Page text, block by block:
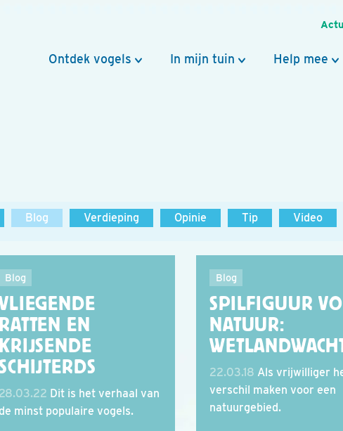
Ontdek vogels In mijn tuin Help mee
Blog Verdieping Opinie Tip Video
Blog
RATTEN EN
KRIJSENDE
28.03.22 Dit is het verhaal van
de minst populaire vogels.
Blog
SPILFIGUUR
NATUUR:
22.03.18 Als vrijwilliger
verschil maken voor een
natuurgebied.